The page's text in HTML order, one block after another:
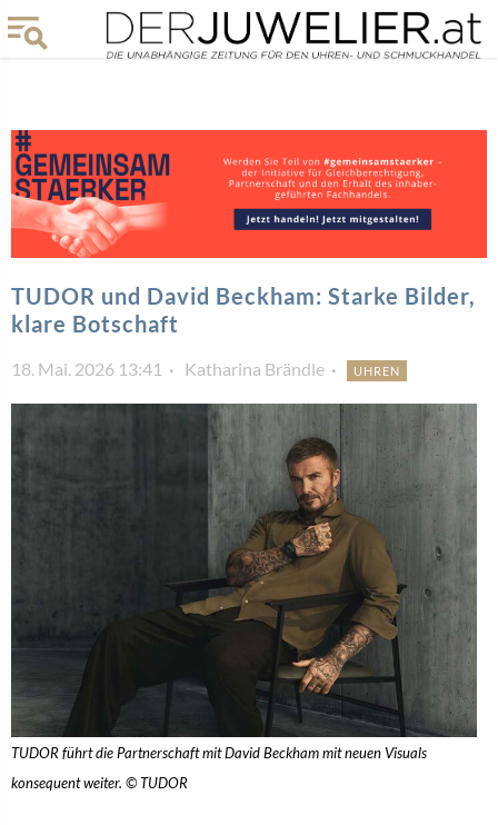
TUDOR und David Beckham: Starke Bilder,
klare Botschaft
18. Mai. 2026 13:41 Katharina Brändle UHREN
TUDOR führt die Partnerschaft mit David Beckham mit neuen Visuals
konsequent weiter. © TUDOR